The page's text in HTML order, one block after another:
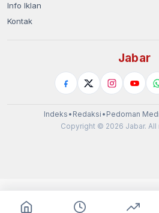
Info Iklan
Kontak
Jabar
Indeks • Redaksi • Pedoman
Copyright © 2026 Jabar. All